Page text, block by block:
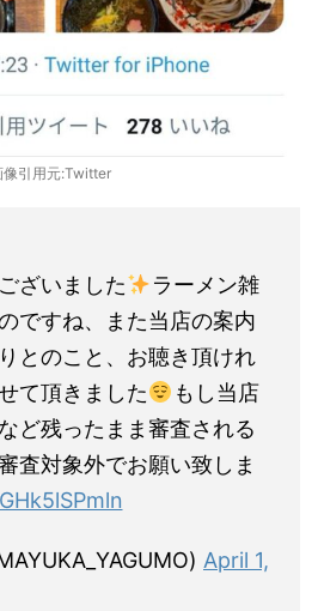
像引用元:Twitter
ざいました
ラーメン雑
ですね、また当店の案内
とのこと、お聴き頂けれ
て頂きました
もし当店
ど残ったまま審査される
査対象外でお願い致しま
April 1,